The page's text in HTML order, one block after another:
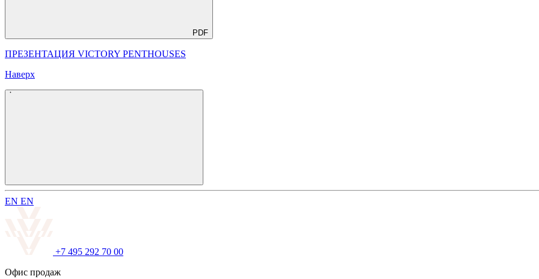
PDF
ПРЕЗЕНТАЦИЯ VICTORY PENTHOUSES
Наверх
EN EN
+7 495 292 70 00
Офис продаж